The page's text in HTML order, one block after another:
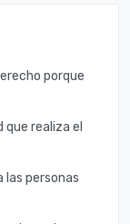
porque
realiza el
las personas